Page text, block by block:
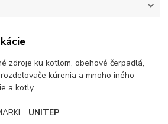
zdroje ku kotlom, obehové čerpadlá,
kúrenia a mnoho iného
a kotly.
- UNITEP